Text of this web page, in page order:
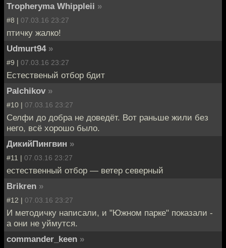
Tropheryma Whippleii »
#8 | 07.03.16 23:27
птичку жалко!
Udmurt94 »
#9 | 07.03.16 23:27
Естественый отбор бдит
Palchikov »
#10 | 07.03.16 23:27
Селфи до добра не доведёт. Вот раньше жили без
него, всё хорошо было.
ДикийПингвин »
#11 | 07.03.16 23:27
естественный отбор — ветер северный
Brikren »
#12 | 07.03.16 23:27
И методичку написали, и "Южном парке" показали -
а они не уймутся.
commander_keen »